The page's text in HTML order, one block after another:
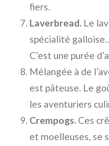
fiers.
Laverbread. Le
spécialité
C’est une purée
Mélangée à de
est pâteuse. Le
les aventuriers
Crempogs. Ces
et moelleuses, se